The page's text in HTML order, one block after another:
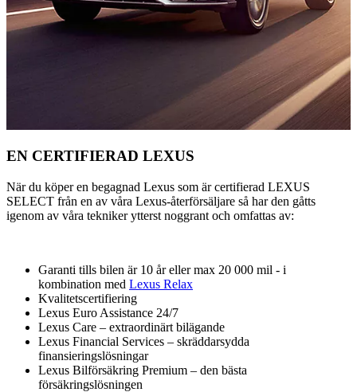
EN CERTIFIERAD LEXUS
När du köper en begagnad Lexus som är certifierad LEXUS
SELECT från en av våra Lexus-återförsäljare så har den gåtts
igenom av våra tekniker ytterst noggrant och omfattas av:
Garanti tills bilen är 10 år eller max 20 000 mil - i
kombination med Lexus Relax
Kvalitetscertifiering
Lexus Euro Assistance 24/7
Lexus Care – extraordinärt bilägande
Lexus Financial Services – skräddarsydda
finansieringslösningar
Lexus Bilförsäkring Premium – den bästa
försäkringslösningen